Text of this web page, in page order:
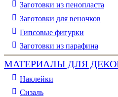
Заготовки из пенопласта
Заготовки для веночков
Гипсовые фигурки
Заготовки из парафина
МАТЕРИАЛЫ ДЛЯ
Наклейки
Сизаль